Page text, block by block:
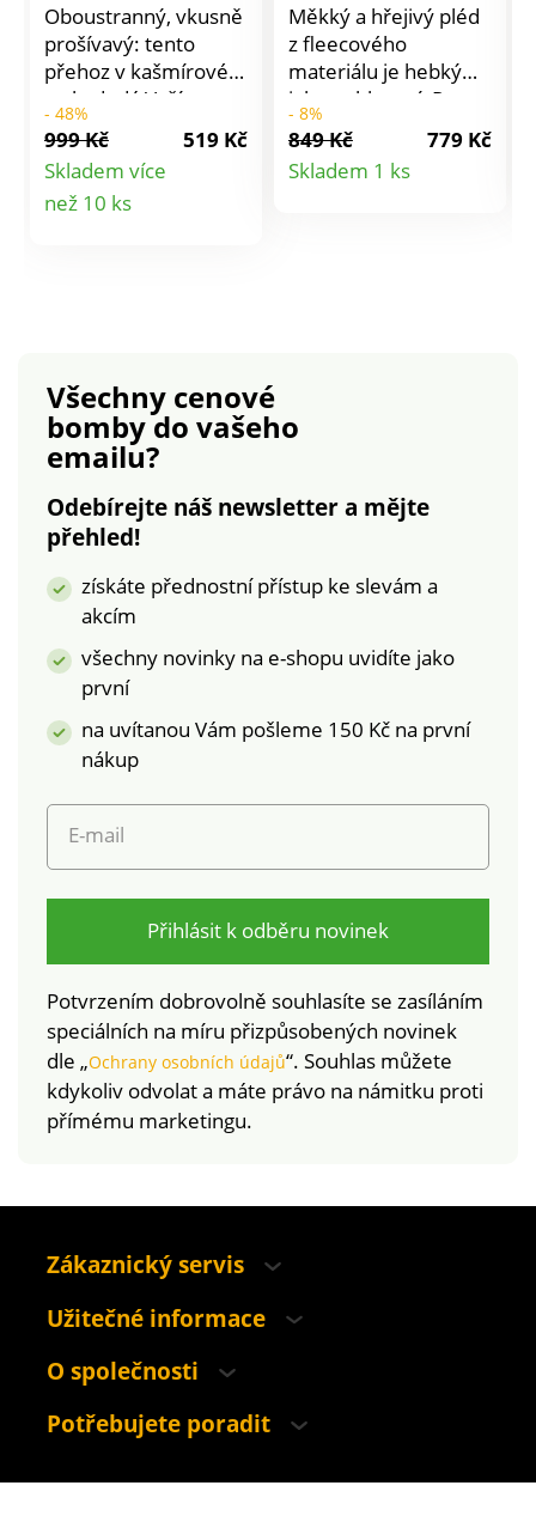
Oboustranný, vkusně
prošívavý: tento
přehoz v kašmírovém
stylu dodá Vaší
pohovce nový vzhled.
Chrání polstrování
před ušpiněním a
opotřebením.
- 48%
999 Kč
519 Kč
Skladem více
než 10 ks
Měkký a hřejivý pléd
z fleecového
materiálu je hebký
jako pohlazení. Pro
pohodové chvíle
doma, zima nemá
šanci. Hebký a
- 8%
849 Kč
779 Kč
Skladem 1 ks
Detail
Všechny cenové
bombydo vašeho
emailu?
Odebírejte náš newsletter a mějte
přehled!
získáte přednostní přístup ke slevám a
akcím
všechny novinky na e-shopu uvidíte jako
první
na uvítanou Vám pošleme 150 Kč na první
nákup
E-mail
Přihlásit k odběru novinek
Potvrzením dobrovolně souhlasíte se zasíláním
speciálních na míru přizpůsobených novinek
dle „Ochrany osobních údajů“. Souhlas můžete
kdykoliv odvolat a máte právo na námitku proti
přímému marketingu.
Zákaznický servis
Užitečné informace
O společnosti
Potřebujete poradit